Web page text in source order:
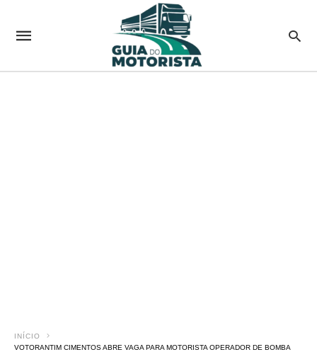
INÍCIO
VOTORANTIM CIMENTOS ABRE VAGA PARA MOTORISTA OPERADOR DE BOMBA